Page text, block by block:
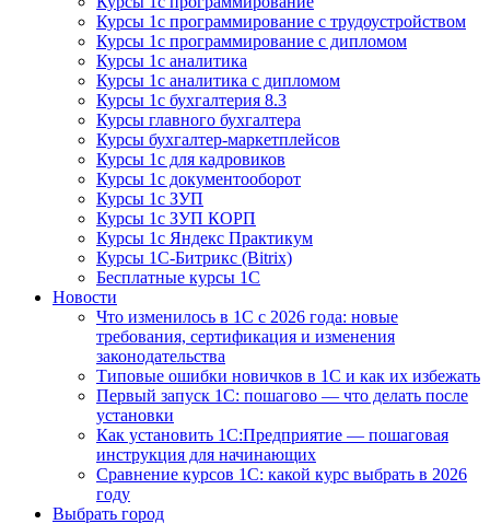
Курсы 1с программирование с трудоустройством
Курсы 1с программирование с дипломом
Курсы 1с аналитика
Курсы 1с аналитика с дипломом
Курсы 1с бухгалтерия 8.3
Курсы главного бухгалтера
Курсы бухгалтер-маркетплейсов
Курсы 1с для кадровиков
Курсы 1с документооборот
Курсы 1с ЗУП
Курсы 1с ЗУП КОРП
Курсы 1с Яндекс Практикум
Курсы 1С-Битрикс (Bitrix)
Бесплатные курсы 1С
Новости
Что изменилось в 1С с 2026 года: новые
требования, сертификация и изменения
законодательства
Типовые ошибки новичков в 1С и как их избежать
Первый запуск 1С: пошагово — что делать после
установки
Как установить 1С:Предприятие — пошаговая
инструкция для начинающих
Сравнение курсов 1С: какой курс выбрать в 2026
году
Выбрать город